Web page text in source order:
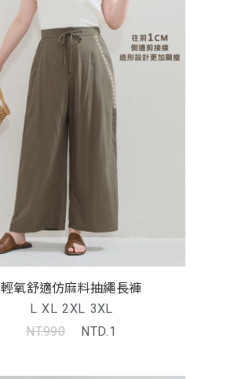
輕氧舒適仿麻料抽繩長褲
L XL 2XL 3XL
NT.990
NTD.1